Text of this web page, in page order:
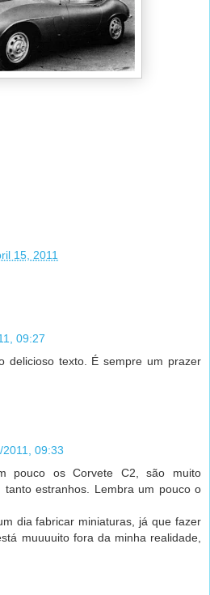
15, 2011
09:27
delicioso texto. É sempre um prazer
2011, 09:33
pouco os Corvete C2, são muito
tanto estranhos. Lembra um pouco o
dia fabricar miniaturas, já que fazer
muuuuito fora da minha realidade,